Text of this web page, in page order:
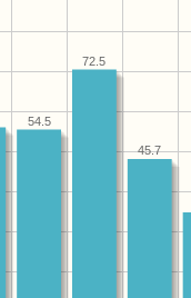
45.7
72.5
54.5